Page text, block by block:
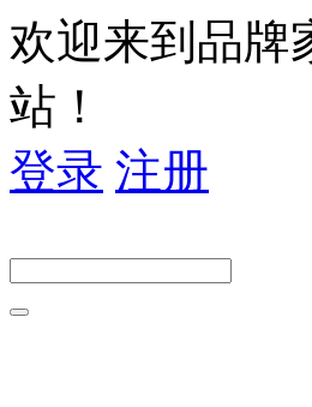
欢迎来到品牌
站！
登录 注册